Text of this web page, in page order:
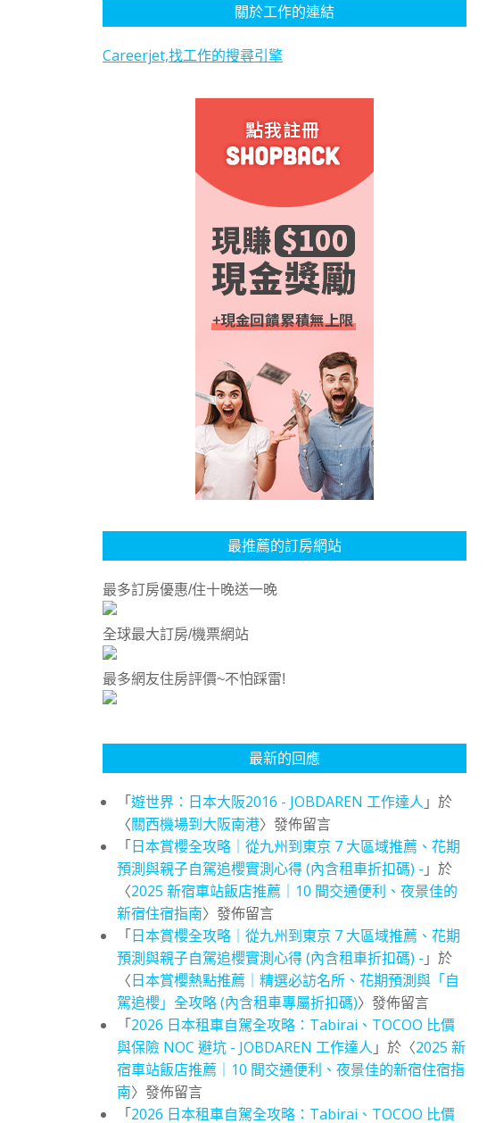
關於工作的連結
Careerjet,找工作的搜尋引擎
最推薦的訂房網站
最多訂房優惠/住十晚送一晚
全球最大訂房/機票網站
最多網友住房評價~不怕踩雷!
最新的回應
「遊世界：日本大阪2016 - JOBDAREN 工作達人 」於
〈關西機場到大阪南港〉發佈留言
「日本賞櫻全攻略｜從九州到東京 7 大區域推薦、花期
預測與親子自駕追櫻實測心得 (內含租車折扣碼) - 」於
〈2025 新宿車站飯店推薦｜10 間交通便利、夜景佳的
新宿住宿指南〉發佈留言
「日本賞櫻全攻略｜從九州到東京 7 大區域推薦、花期
預測與親子自駕追櫻實測心得 (內含租車折扣碼) - 」於
〈日本賞櫻熱點推薦｜精選必訪名所、花期預測與「自
駕追櫻」全攻略 (內含租車專屬折扣碼)〉發佈留言
「2026 日本租車自駕全攻略：Tabirai、TOCOO 比價
與保險 NOC 避坑 - JOBDAREN 工作達人 」於〈2025 新
宿車站飯店推薦｜10 間交通便利、夜景佳的新宿住宿指
南〉發佈留言
「2026 日本租車自駕全攻略：Tabirai、TOCOO 比價